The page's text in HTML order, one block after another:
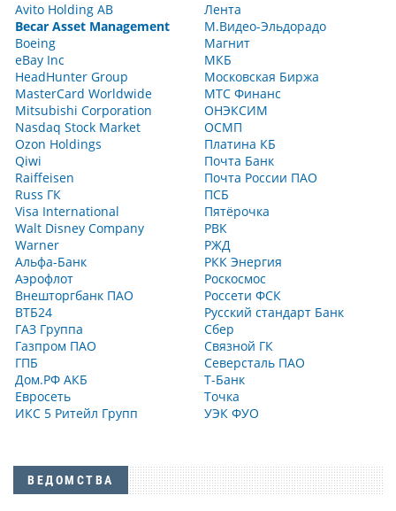
Avito Holding AB
Becar Asset Management
Boeing
eBay Inc
HeadHunter Group
MasterCard Worldwide
Mitsubishi Corporation
Nasdaq Stock Market
Ozon Holdings
Qiwi
Raiffeisen
Russ ГК
Visa International
Walt Disney Company
Warner
Альфа-Банк
Аэрофлот
Внешторгбанк ПАО
ВТБ24
ГАЗ Группа
Газпром ПАО
ГПБ
Дом.РФ АКБ
Евросеть
ИКС 5 Ритейл Групп
Лента
М.Видео-Эльдорадо
Магнит
МКБ
Московская Биржа
МТС Финанс
ОНЭКСИМ
ОСМП
Платина КБ
Почта Банк
Почта России ПАО
ПСБ
Пятёрочка
РВК
РЖД
РКК Энергия
Роскосмос
Россети ФСК
Русский стандарт Банк
Сбер
Связной ГК
Северсталь ПАО
Т-Банк
Точка
УЭК ФУО
ВЕДОМСТВА